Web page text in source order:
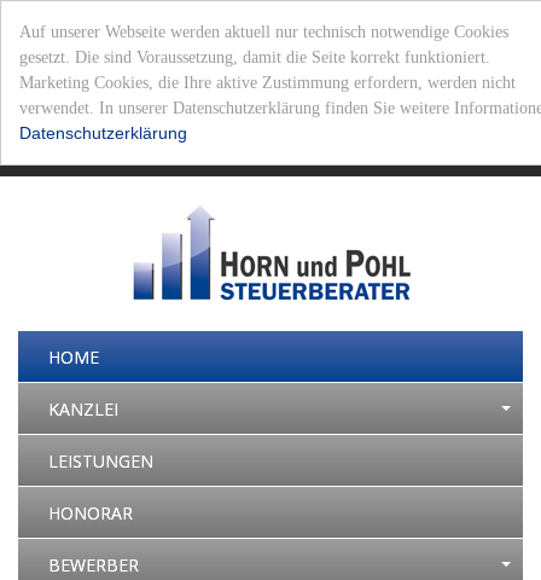
Auf unserer Webseite werden aktuell nur technisch notwendige Cookies
gesetzt. Die sind Voraussetzung, damit die Seite korrekt funktioniert.
Marketing Cookies, die Ihre aktive Zustimmung erfordern, werden nicht
verwendet. In unserer Datenschutzerklärung finden Sie weitere
Datenschutzerklärung
Datenschutz|Impressum|Mandantenlogin
HOME
KANZLEI
LEISTUNGEN
HONORAR
BEWERBER